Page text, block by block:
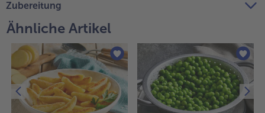
Zubereitung
Ähnliche Artikel